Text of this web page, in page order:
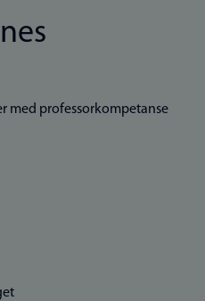
med professorkompetanse